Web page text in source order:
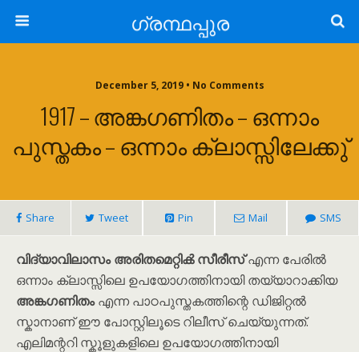
ഗ്രന്ഥപ്പുര
December 5, 2019 • No Comments
1917 – അങ്കഗണിതം – ഒന്നാം
പുസ്തകം – ഒന്നാം ക്ലാസ്സിലേക്കു്
Share Tweet Pin Mail SMS
വിദ്യാവിലാസം അരിതമെറ്റിൿ സീരീസ്എന്ന പേരിൽ
ഒന്നാം ക്ലാസ്സിലെ ഉപയോഗത്തിനായി തയ്യാറാക്കിയ
അങ്കഗണിതംഎന്ന പാഠപുസ്തകത്തിന്റെ ഡിജിറ്റൽ
സ്കാനാണ് ഈ പോസ്റ്റിലൂടെ റിലീസ് ചെയ്യുന്നത്.
എലിമന്ററി സ്കൂളുകളിലെ ഉപയോഗത്തിനായി